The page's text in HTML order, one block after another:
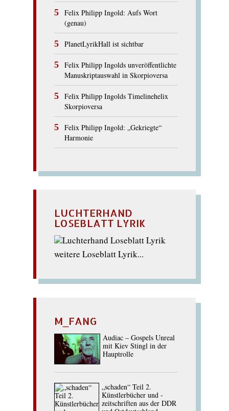
Felix Philipp Ingold: Aufs Wort
(genau)
PlanetLyrikHall ist sichtbar
Felix Philipp Ingolds unveröffentlichte
Manuskriptauswahl in Skorpioversa
Felix Philipp Ingolds Timelinehelix
Skorpioversa
Felix Philipp Ingold: „Gekriegte“
Harmonie
LUCHTERHAND
LOSEBLATT LYRIK
weitere Loseblatt Lyrik...
M_FANG
Audiac – Gospels Unreal
mit Kiev Stingl in der
Hauptrolle
„schaden“ Teil 2.
Künstlerbücher und -
zeitschriften aus der DDR